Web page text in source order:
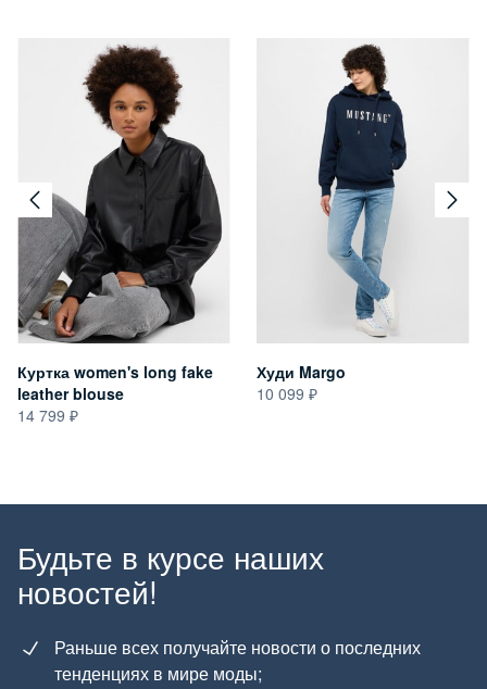
Куртка women's long fake
leather blouse
14 799
Худи Margo
10 099
Будьте в курсе наших
новостей!
Раньше всех получайте новости о последних
тенденциях в мире моды;